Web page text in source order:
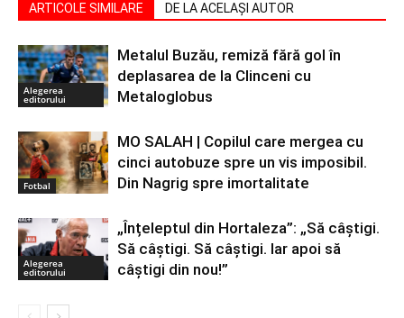
ARTICOLE SIMILARE DE LA ACELAȘI AUTOR
Alegerea
editorului
Metalul Buzău, remiză fără gol în
deplasarea de la Clinceni cu
Metaloglobus
Fotbal
MO SALAH | Copilul care mergea cu
cinci autobuze spre un vis imposibil.
Din Nagrig spre imortalitate
Alegerea
editorului
„Înțeleptul din Hortaleza”: „Să câștigi.
Să câștigi. Să câștigi. Iar apoi să
câștigi din nou!”